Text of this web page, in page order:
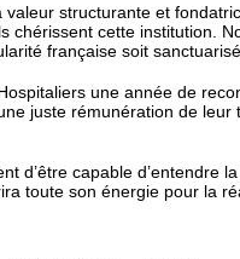
valeur structurante et
chérissent cette institution.
française soit
une année de
juste rémunération de
d’être capable d’entendre
toute son énergie pour la